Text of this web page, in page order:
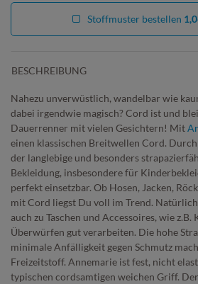
Stoffmuster bestellen
BESCHREIBUNG
Nahezu unverwüstlich, wandelbar wie
dabei irgendwie magisch? Cord ist und
Dauerrenner mit vielen Gesichtern! Mit
einen klassischen Breitwellen Cord.
der langlebige und besonders
Bekleidung, insbesondere für
perfekt einsetzbar. Ob Hosen, Jacken,
mit Cord liegst Du voll im Trend.
auch zu Taschen und Accessoires, wie z.B.
Überwürfen gut verarbeiten. Die hohe
minimale Anfälligkeit gegen Schmutz
Freizeitstoff. Annemarie ist fest, nicht
typischen cordsamtigen weichen Griff.